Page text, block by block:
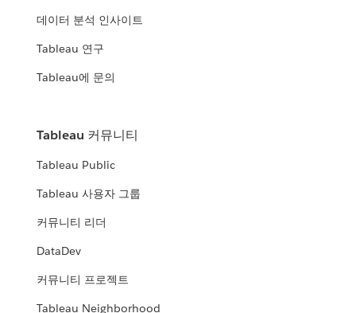
데이터 분석 인사이트
Tableau 연구
Tableau에 문의
Tableau 커뮤니티
Tableau Public
Tableau 사용자 그룹
커뮤니티 리더
DataDev
커뮤니티 프로젝트
Tableau Neighborhood